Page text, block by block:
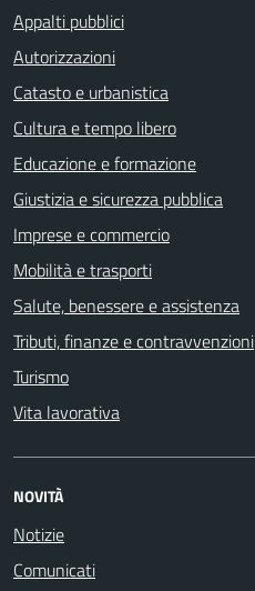
Appalti pubblici
Autorizzazioni
Catasto e urbanistica
Cultura e tempo libero
Educazione e formazione
Giustizia e sicurezza pubblica
Imprese e commercio
Mobilità e trasporti
Salute, benessere e assistenza
Tributi, finanze e contravvenzioni
Turismo
Vita lavorativa
NOVITÀ
Notizie
Comunicati